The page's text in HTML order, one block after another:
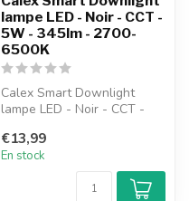
lampe LED - Noir - CCT -
5W - 345lm - 2700-
6500K
Calex Smart Downlight
lampe LED - Noir - CCT -
€13,99
En stock